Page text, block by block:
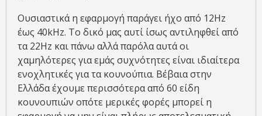
Ουσιαστικά η εφαρμογή παράγει ήχο από 12Hz
έως 40kHz. Το δικό μας αυτί ίσως αντιληφθεί από
τα 22Hz και πάνω αλλά παρόλα αυτά οι
χαμηλότερες για εμάς συχνότητες είναι ιδιαίτερα
ενοχλητικές για τα κουνούπια. Βέβαια στην
Ελλάδα έχουμε περισσότερα από 60 είδη
κουνουπιών οπότε μερικές φορές μπορεί η